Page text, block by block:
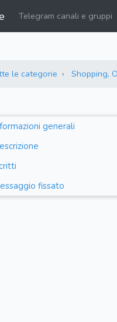
Telegram canali e gruppi
le categorie Shopping,
generali
fissato